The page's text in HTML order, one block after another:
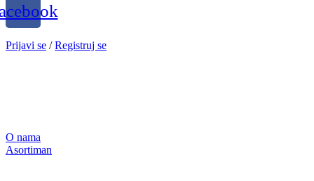
Prijavi se /Registruj se
O nama
Asortiman